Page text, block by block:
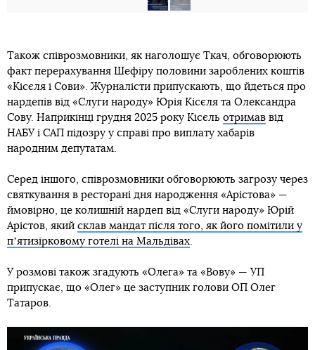
Також співрозмовники, як наголошує Ткач, обговорюють
факт перерахування Шефіру половини зароблених коштів
«Кісєля і Сови». Журналісти припускають, що йдеться про
нардепів від «Слуги народу» Юрія Кісєля та Олександра
Сову. Наприкінці грудня 2025 року Кісєль отримав від
НАБУ і САП підозру у справі про виплату хабарів
народним депутатам.
Серед іншого, співрозмовники обговорюють загрозу через
святкування в ресторані дня народження «Арістова» —
ймовірно, це колишній нардеп від «Слуги народу» Юрій
Арістов, який склав мандат після того, як його помітили у
пʼятизірковому готелі на Мальдівах.
У розмові також згадують «Олега» та «Вову» — УП
припускає, що «Олег» це заступник голови ОП Олег
Татаров.